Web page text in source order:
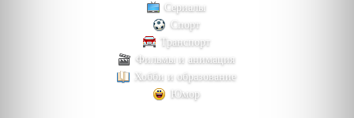
Сериалы
Спорт
Транспорт
Фильмы и анимация
Хобби и образование
Юмор